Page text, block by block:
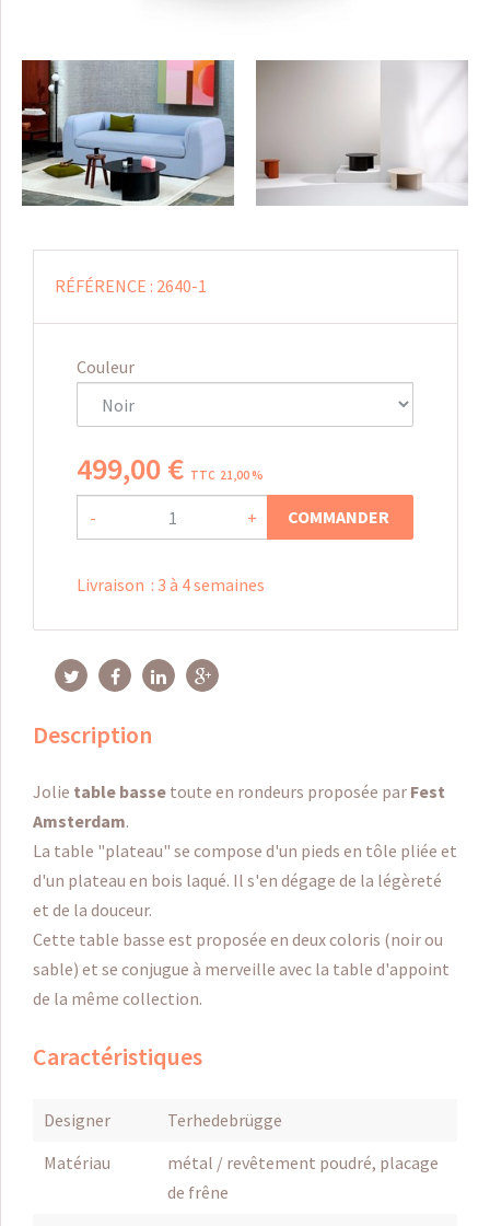
RÉFÉRENCE : 2640-1
Couleur
499,00€ TTC 21,00 %
- + COMMANDER
Livraison : 3 à 4 semaines
Description
Jolie table basse toute en rondeurs proposée par Fest
Amsterdam.
La table "plateau" se compose d'un pieds en tôle pliée et
d'un plateau en bois laqué. Il s'en dégage de la légèreté
et de la douceur.
Cette table basse est proposée en deux coloris (noir ou
sable) et se conjugue à merveille avec la table d'appoint
de la même collection.
Caractéristiques
Designer
Terhedebrügge
Matériau
métal / revêtement poudré, placage
de frêne